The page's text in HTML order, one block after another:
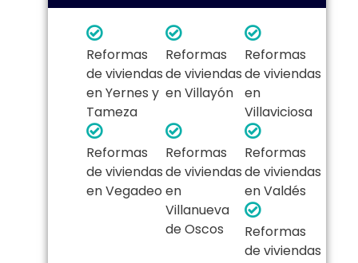
Reformas
de viviendas
en Yernes y
Tameza
Reformas
de viviendas
en Villayón
Reformas
de viviendas
en
Villaviciosa
Reformas
de viviendas
en Vegadeo
Reformas
de viviendas
en
Villanueva
de Oscos
Reformas
de viviendas
en Valdés
Reformas
de viviendas